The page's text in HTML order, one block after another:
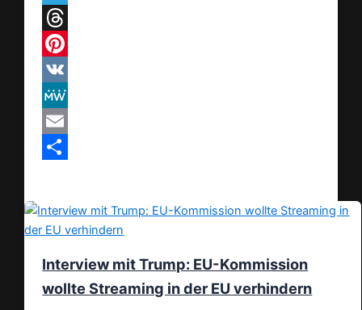
Telegram
Threads
Pinterest
VK
MeWe
Email
Interview mit Trump: EU-Kommission
wollte Streaming in der EU verhindern